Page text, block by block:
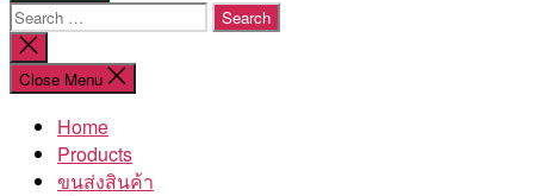
Search
for:
Close
search
Close Menu
Home
Products
ขนส่งสินค้า